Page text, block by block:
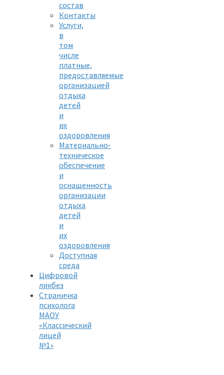
состав
Контакты
Услуги,
в
том
числе
платные,
предоставляемые
организацией
отдыха
детей
и
их
оздоровления
Материально-
техническое
обеспечение
и
оснащенность
организации
отдыха
детей
и
их
оздоровления
Доступная
среда
Цифровой
ликбез
Страничка
психолога
МАОУ
«Классический
лицей
№1»